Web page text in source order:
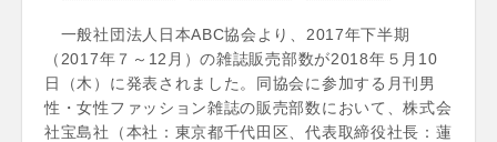
一般社団法人日本ABC協会より、2017年下半期
（2017年７～12月）の雑誌販売部数が2018年５月10
日（木）に発表されました。同協会に参加する月刊男
性・女性ファッション雑誌の販売部数において、株式会
社宝島社（本社：東京都千代田区、代表取締役社長：蓮